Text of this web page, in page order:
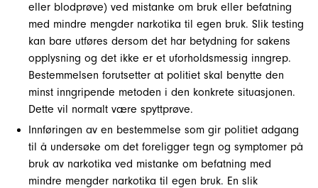
eller blodprøve) ved mistanke om bruk eller befatning
med mindre mengder narkotika til egen bruk. Slik testing
kan bare utføres dersom det har betydning for sakens
opplysning og det ikke er et uforholdsmessig inngrep.
Bestemmelsen forutsetter at politiet skal benytte den
minst inngripende metoden i den konkrete situasjonen.
Dette vil normalt være spyttprøve.
Innføringen av en bestemmelse som gir politiet adgang
til å undersøke om det foreligger tegn og symptomer på
bruk av narkotika ved mistanke om befatning med
mindre mengder narkotika til egen bruk. En slik